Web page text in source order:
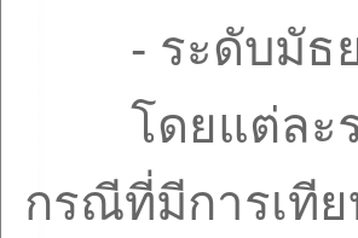
- ระดับมัธ
โดยแต่ละ
กรณีที่มีการเที